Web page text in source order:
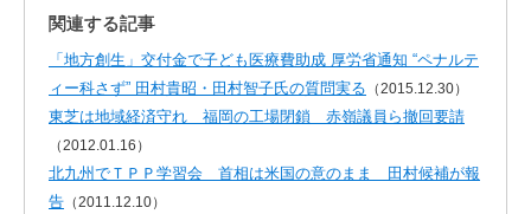
関連する記事
「地方創生」交付金で子ども医療費助成 厚労省通知 “ペナルテ
ィー科さず” 田村貴昭・田村智子氏の質問実る （2015.12.30）
東芝は地域経済守れ 福岡の工場閉鎖 赤嶺議員ら撤回要請
（2012.01.16）
北九州でＴＰＰ学習会 首相は米国の意のまま 田村候補が報
告 （2011.12.10）